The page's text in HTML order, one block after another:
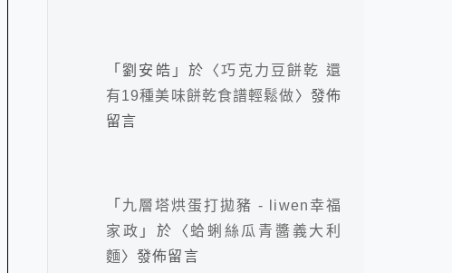
「劉安皓 」於〈巧克力豆餅乾 還
有19種美味餅乾食譜輕鬆做〉發佈
留言
「 九層塔烘蛋打拋豬 - liwen幸福
家政 」於〈 蛤蜊絲瓜青醬義大利
麵〉發佈留言